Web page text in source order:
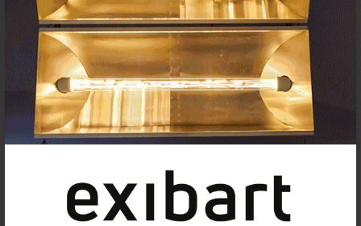
Últimos días para ver ‘Este puede
ser el lugar’ en TEA...